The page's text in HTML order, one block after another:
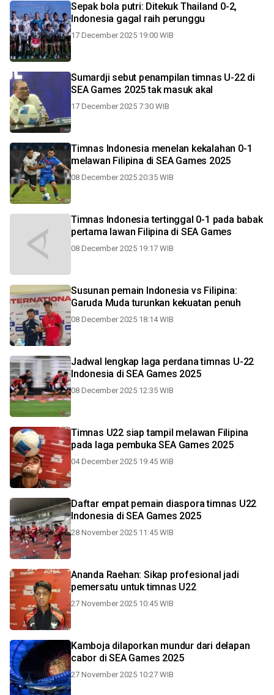
Sepak bola putri: Ditekuk Thailand 0-2,
Indonesia gagal raih perunggu
17 December 2025 19:00 WIB
Sumardji sebut penampilan timnas U-22 di
SEA Games 2025 tak masuk akal
17 December 2025 7:30 WIB
Timnas Indonesia menelan kekalahan 0-1
melawan Filipina di SEA Games 2025
08 December 2025 20:35 WIB
Timnas Indonesia tertinggal 0-1 pada babak
pertama lawan Filipina di SEA Games
08 December 2025 19:17 WIB
Susunan pemain Indonesia vs Filipina:
Garuda Muda turunkan kekuatan penuh
08 December 2025 18:14 WIB
Jadwal lengkap laga perdana timnas U-22
Indonesia di SEA Games 2025
08 December 2025 12:35 WIB
Timnas U22 siap tampil melawan Filipina
pada laga pembuka SEA Games 2025
04 December 2025 19:45 WIB
Daftar empat pemain diaspora timnas U22
Indonesia di SEA Games 2025
28 November 2025 11:45 WIB
Ananda Raehan: Sikap profesional jadi
pemersatu untuk timnas U22
27 November 2025 10:45 WIB
Kamboja dilaporkan mundur dari delapan
cabor di SEA Games 2025
27 November 2025 10:27 WIB